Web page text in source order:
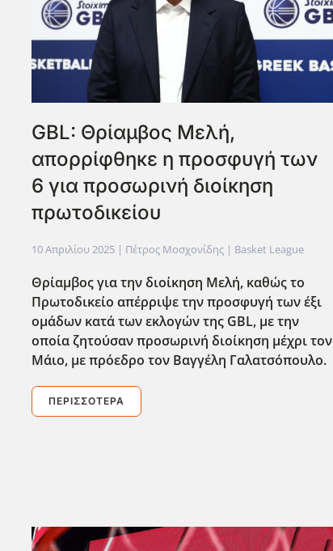
GBL: Θρίαμβος Μελή,
απορρίφθηκε η προσφυγή των
6 για προσωρινή διοίκηση
πρωτοδικείου
10 Απριλίου 2025 | Πέτρος Μοσχονίδης | Basket League
Θρίαμβος για την διοίκηση Μελή, καθώς το
Πρωτοδικείο απέρριψε την προσφυγή των έξι
ομάδων κατά των εκλογών της GBL, με την
οποία ζητούσαν προσωρινή διοίκηση μέχρι τον
Μάιο, με πρόεδρο τον Βαγγέλη Γαλατσόπουλο.
ΠΕΡΙΣΣΌΤΕΡΑ